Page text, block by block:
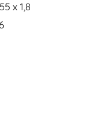
x 1,8